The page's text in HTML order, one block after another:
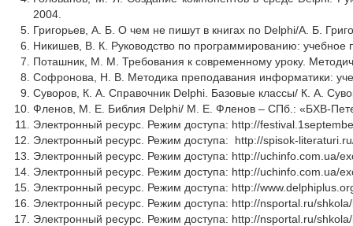
2004.
Григорьев, А. Б. О чем не пишут в книгах по Delphi/А. Б.
Никишев, В. К. Руководство по программированию:
Поташник, М. М. Требования к современному уроку.
Софронова, Н. В. Методика преподавания информатики:
Суворов, К. А. Справочник Delphi. Базовые классы/ К. А.
Фленов, М. Е. Библия Delphi/ М. Е. Фленов – СПб.: «БХВ-
Электронный ресурс. Режим доступа: http://
Электронный ресурс. Режим доступа: http://spisok-
Электронный ресурс. Режим доступа: http://uchinfo.com.ua/
Электронный ресурс. Режим доступа: http://uchinfo.com.ua/
Электронный ресурс. Режим доступа: http://
Электронный ресурс. Режим доступа: http://nsportal.ru/
Электронный ресурс. Режим доступа: http://nsportal.ru/